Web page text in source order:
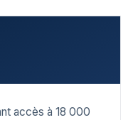
accès à 18 000